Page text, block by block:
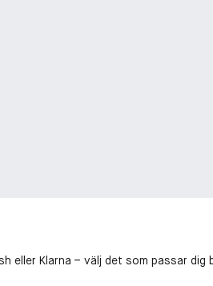
eller Klarna – välj det som passar dig